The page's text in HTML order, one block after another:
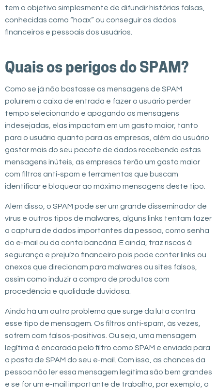
tem o objetivo simplesmente de difundir histórias falsas,
conhecidas como “hoax” ou conseguir os dados
financeiros e pessoais dos usuários.
Quais os perigos do SPAM?
Como se já não bastasse as mensagens de SPAM
poluírem a caixa de entrada e fazer o usuário perder
tempo selecionando e apagando as mensagens
indesejadas, elas impactam em um gasto maior, tanto
para o usuário quanto para as empresas, além do usuário
gastar mais do seu pacote de dados recebendo estas
mensagens inúteis, as empresas terão um gasto maior
com filtros anti-spam e ferramentas que buscam
identificar e bloquear ao máximo mensagens deste tipo.
Além disso, o SPAM pode ser um grande disseminador de
vírus e outros tipos de malwares, alguns links tentam fazer
a captura de dados importantes da pessoa, como senha
do e-mail ou da conta bancária. E ainda, traz riscos à
segurança e prejuízo financeiro pois pode conter links ou
anexos que direcionam para malwares ou sites falsos,
assim como induzir a compra de produtos com
procedência e qualidade duvidosa.
Ainda há um outro problema que surge da luta contra
esse tipo de mensagem. Os filtros anti-spam, às vezes,
sofrem com falsos-positivos. Ou seja, uma mensagem
legítima é encarada pelo filtro como SPAM e enviada para
a pasta de SPAM do seu e-mail. Com isso, as chances da
pessoa não ler essa mensagem legítima são bem grandes
e se for um e-mail importante de trabalho, por exemplo, o